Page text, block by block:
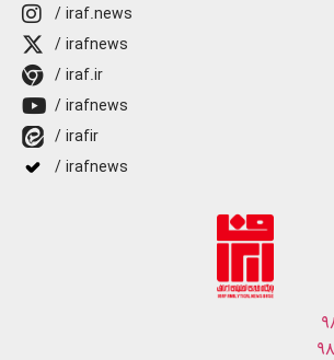
/ iraf.news
/ irafnews
/ iraf.ir
/ irafnews
/ irafir
/ irafnews